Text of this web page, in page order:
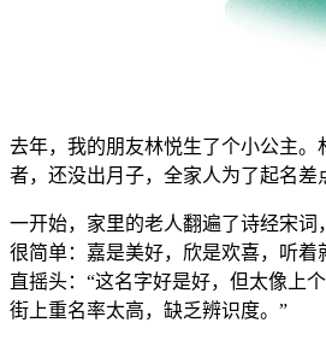
去年，我的朋友林悦生了个小公主。
者，还没出月子，全家人为了起名差
一开始，家里的老人翻遍了诗经宋词
很简单：嘉是美好，欣是欢喜，听着
直摇头：“这名字好是好，但太像上
街上重名率太高，缺乏辨识度。”